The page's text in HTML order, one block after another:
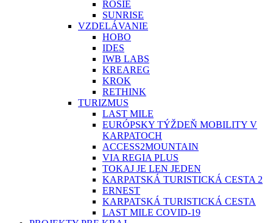
ROSIE
SUNRISE
VZDELÁVANIE
HOBO
IDES
IWB LABS
KREAREG
KROK
RETHINK
TURIZMUS
LAST MILE
EURÓPSKY TÝŽDEŇ MOBILITY V
KARPATOCH
ACCESS2MOUNTAIN
VIA REGIA PLUS
TOKAJ JE LEN JEDEN
KARPATSKÁ TURISTICKÁ CESTA 2
ERNEST
KARPATSKÁ TURISTICKÁ CESTA
LAST MILE COVID-19